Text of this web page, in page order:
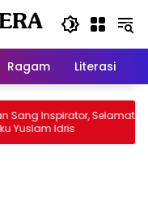
Ragam Literasi
Inspirator, Selamat
Idris